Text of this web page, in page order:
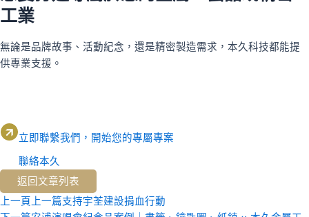
工業
無論是品牌故事、活動紀念，還是精密製造需求，本久科技都能提
供專業支援。
立即聯繫我們，開始您的專屬專案
聯絡本久
返回文章列表
上一頁 上一篇支持宇荃建設捐血行動